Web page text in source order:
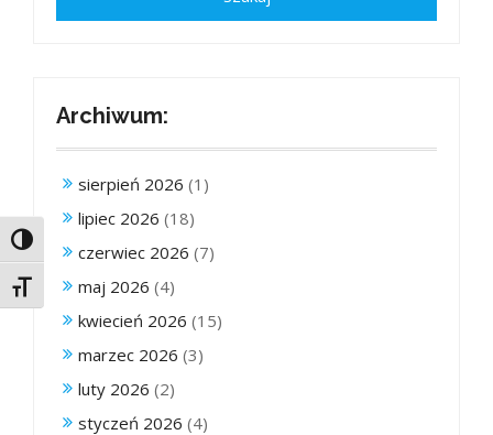
Toggle High Contrast
Toggle Font size
Archiwum:
sierpień 2026 (1)
lipiec 2026 (18)
czerwiec 2026 (7)
maj 2026 (4)
kwiecień 2026 (15)
marzec 2026 (3)
luty 2026 (2)
styczeń 2026 (4)